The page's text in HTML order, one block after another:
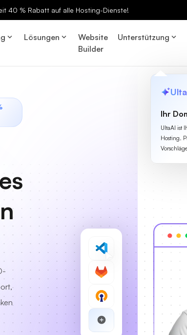
40 % Rabatt auf alle Hosting-Dienste!
Lösungen
Website
Builder
Unterstützung
Ihr
UltaAI ist
Hosting.